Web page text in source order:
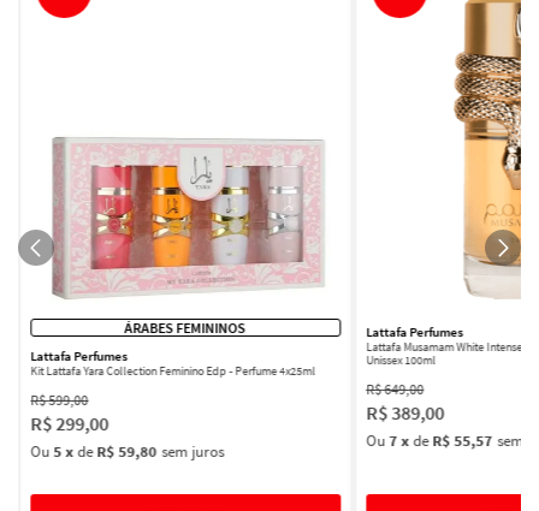
ÁRABES FEMININOS
Lattafa Perfumes
Kit Lattafa Yara Collection Feminino Edp - Perfume 4x25ml
R$599,00
R$ 299,00
Ou5 xdeR$ 59,80 sem juros
Lattafa Perfumes
Lattafa Musamam White Intense
Unissex 100ml
R$649,00
R$389,00
Ou7xdeR$ 55,57 sem